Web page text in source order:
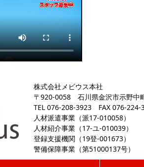
株式会社メビウス本社
〒920-0058 石川県金沢市示野中
TEL 076-208-3923FAX 076-224-
人材派遣事業（派17-010058）
人材紹介事業（17-ユ-010039）
登録支援機関（19登-001673）
警備保障事業（第51000137号）